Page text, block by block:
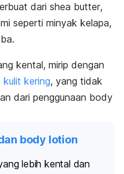
dari shea butter,
seperti minyak kelapa,
.
kental, mirip dengan
kulit kering, yang tidak
dari penggunaan body
body lotion
lebih kental dan